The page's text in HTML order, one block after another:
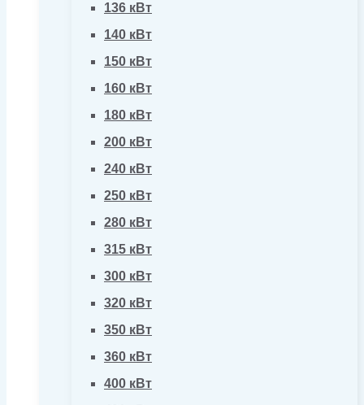
136 кВт
140 кВт
150 кВт
160 кВт
180 кВт
200 кВт
240 кВт
250 кВт
280 кВт
315 кВт
300 кВт
320 кВт
350 кВт
360 кВт
400 кВт